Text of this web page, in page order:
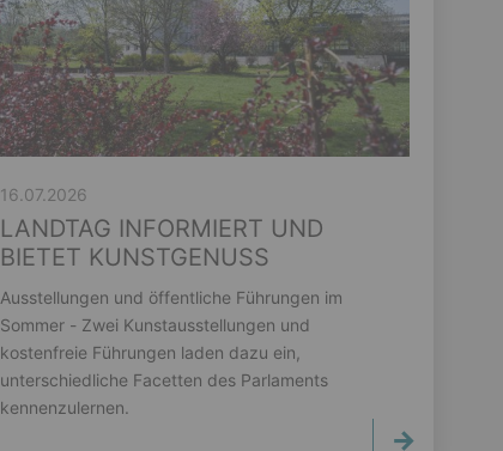
16.07.2026
LANDTAG INFORMIERT UND
BIETET KUNSTGENUSS
Ausstellungen und öffentliche Führungen im
Sommer - Zwei Kunstausstellungen und
kostenfreie Führungen laden dazu ein,
unterschiedliche Facetten des Parlaments
kennenzulernen.